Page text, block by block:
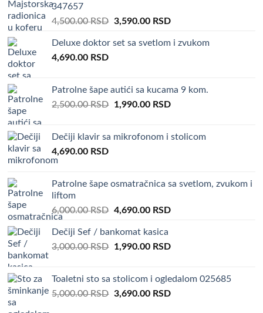
347657
4,500.00RSD Original
was:
3,590.00 RSDCurrent
is:
Deluxe doktor set sa svetlom i zvukom
4,690.00 RSD
Patrolne šape autići sa kucama 9 kom.
2,500.00RSD Original
2,500.00 RSD.
1,990.00 RSDCurrent
1,990.00 RSD.
Dečiji klavir sa mikrofonom i stolicom
4,690.00 RSD
Patrolne šape osmatračnica sa svetlom, zvukom i
liftom
6,000.00RSD Original
was:
6,000.00 RSD.
4,690.00 RSDCurrent
4,690.00 RSD.
Dečiji Sef / bankomat kasica
3,000.00RSD Original
3,000.00 RSD.
1,990.00 RSDCurrent
1,990.00 RSD.
Toaletni sto sa stolicom i ogledalom 025685
5,000.00RSD Original
3,690.00 RSDCurrent